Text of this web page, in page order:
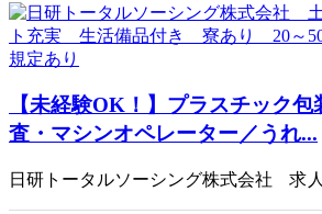
【未経験OK！】プラスチック
査・マシンオペレーター／うれ...
日研トータルソーシング株式会社 求